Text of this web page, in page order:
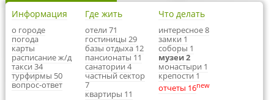
Информация
о городе
погода
карты
расписание ж/д
такси 34
турфирмы 50
вопрос-ответ
Где жить
отели 71
гостиницы 29
базы отдыха 12
пансионаты 11
санатории 4
частный сектор
7
квартиры 11
Что делать
интересное 8
замки 1
соборы 1
музеи 2
монастыри 1
крепости 1
отчеты 16new